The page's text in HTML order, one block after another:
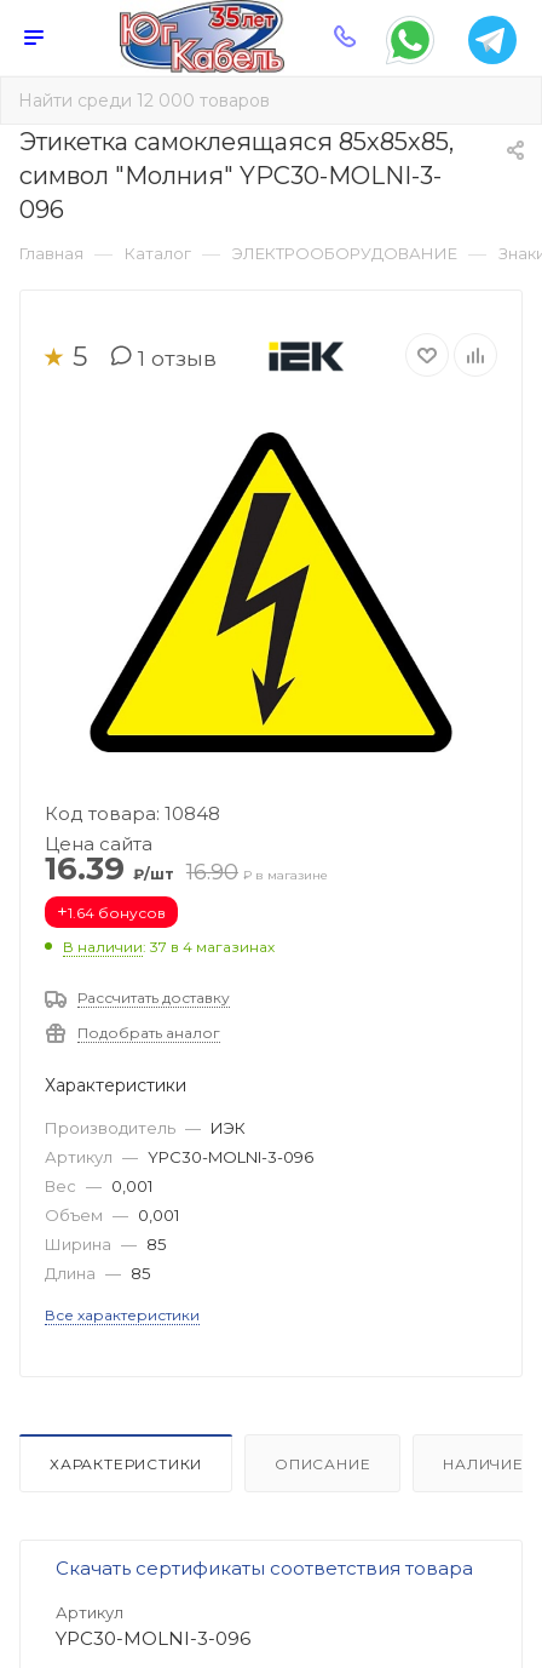
Этикетка самоклеящаяся 85х85х85,
символ "Молния" YPC30-MOLNI-3-
096
Главная — Каталог — ЭЛЕКТРООБОРУДОВАНИЕ —
★ 5 1 отзыв
Код товара: 10848
Цена сайта
16.39 ₽/шт 16.90 ₽ в магазине
+1.64 бонусов
В наличии: 37 в 4 магазинах
Рассчитать доставку
Подобрать аналог
Характеристики
Производитель — ИЭК
Артикул — YPC30-MOLNI-3-096
Вес — 0,001
Объем — 0,001
Ширина — 85
Длина — 85
Все характеристики
ХАРАКТЕРИСТИКИ ОПИСАНИЕ НАЛИЧИЕ
Скачать сертификаты соответствия товара
Артикул
YPC30-MOLNI-3-096